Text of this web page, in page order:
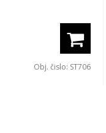
Obj. čislo: ST706